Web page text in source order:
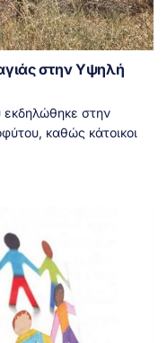
στην Υψηλή
εκδηλώθηκε στην
καθώς κάτοικοι